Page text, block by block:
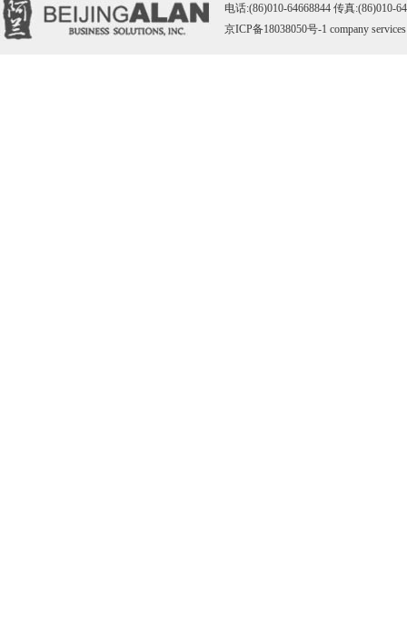
电话:(86)010-64668844 传真:(86)010-
京ICP备18038050号-1 company